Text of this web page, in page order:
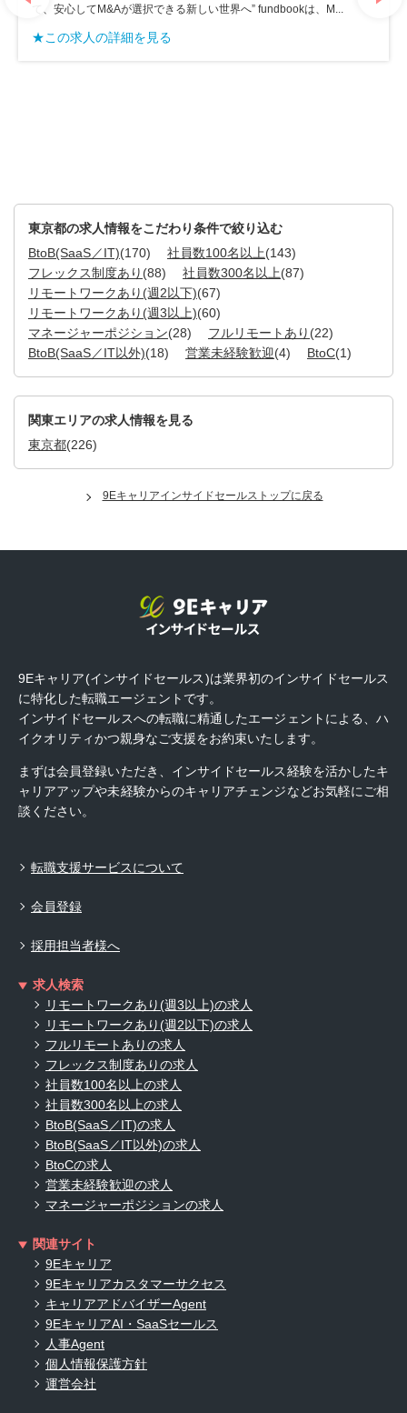
て、安心してM&Aが選択できる新しい世界へ” fundbookは、M...
★この求人の詳細を見る
東京都の求人情報をこだわり条件で絞り込む
BtoB(SaaS／IT)(170) 社員数100名以上(143)
フレックス制度あり (88) 社員数300名以上(87)
リモートワークあり(週2以下)(67)
リモートワークあり(週3以上)(60)
マネージャーポジション(28) フルリモートあり (22)
BtoB(SaaS／IT以外)(18) 営業未経験歓迎(4) BtoC(1)
関東エリアの求人情報を見る
東京都(226)
9Eキャリアインサイドセールストップに戻る
9Eキャリア(インサイドセールス)は業界初のインサイドセールス
に特化した転職エージェントです。
インサイドセールスへの転職に精通したエージェントによる、ハ
イクオリティかつ親身なご支援をお約束いたします。
まずは会員登録いただき、インサイドセールス経験を活かしたキ
ャリアアップや未経験からのキャリアチェンジなどお気軽にご相
談ください。
転職支援サービスについて
会員登録
採用担当者様へ
求人検索
リモートワークあり(週3以上)の求人
リモートワークあり(週2以下)の求人
フルリモートありの求人
フレックス制度ありの求人
社員数100名以上の求人
社員数300名以上の求人
BtoB(SaaS／IT)の求人
BtoB(SaaS／IT以外)の求人
BtoCの求人
営業未経験歓迎の求人
マネージャーポジションの求人
関連サイト
9Eキャリア
9Eキャリアカスタマーサクセス
キャリアアドバイザーAgent
9EキャリアAI・SaaSセールス
人事Agent
個人情報保護方針
運営会社